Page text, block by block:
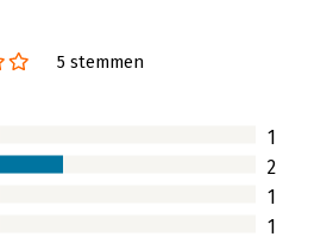
5 stemmen
1
2
1
1